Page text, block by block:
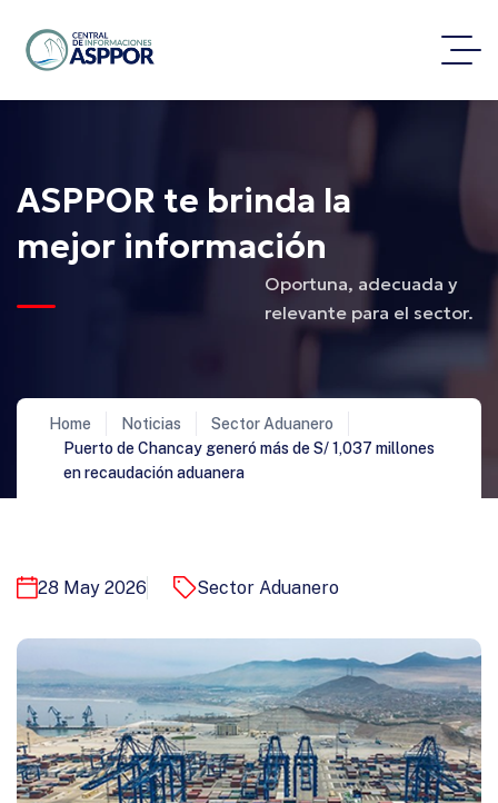
ASPPOR te brinda la
mejor información
Oportuna, adecuada y
relevante para el sector.
Home Noticias
Sector Aduanero
Puerto de Chancay generó más de S/ 1,037 millones
en recaudación aduanera
28 May 2026 Sector Aduanero